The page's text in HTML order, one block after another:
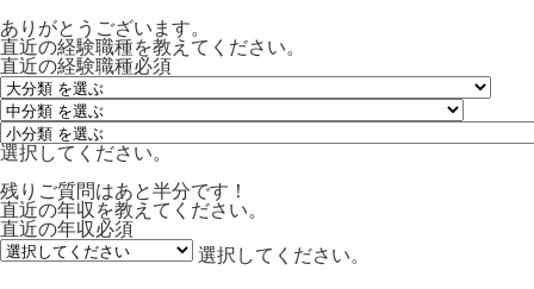
ありがとうございます。
直近の経験職種を教えてください。
直近の経験職種必須
選択してください。
残りご質問はあと半分です！
直近の年収を教えてください。
直近の年収必須
選択してください。